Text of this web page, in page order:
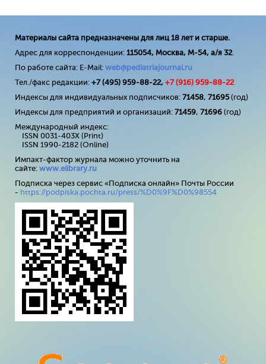
Материалы сайта предназначены для лиц 18 лет и старше.
Адрес для корреспонденции: 115054, Москва, М-54, а/я 32.
По работе сайта: E-Mail: web@pediatriajournal.ru
Тел./факс редакции: +7 (495) 959-88-22, +7 (916) 959-88-22
Индексы для индивидуальных подписчиков: 71458, 71695(год)
Индексы для предприятий и организаций: 71459, 71696 (год)
Международный индекс:
ISSN 0031-403X (Print)
ISSN 1990-2182 (Online)
Импакт-фактор журнала можно уточнить на
сайте: www.elibrary.ru
Подписка через сервис «Подписка онлайн» Почты России
- https://podpiska.pochta.ru/press/%D0%9F%D0%98554